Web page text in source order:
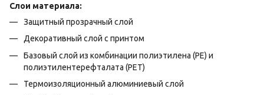
Слои материала:
Защитный прозрачный слой
Декоративный слой с принтом
Базовый слой из комбинации полиэтилена (PE) и
полиэтилентерефталата (PET)
Термоизоляционный алюминиевый слой